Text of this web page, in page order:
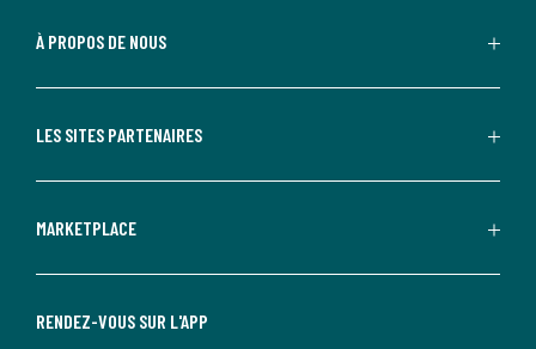
À PROPOS DE NOUS
LES SITES PARTENAIRES
MARKETPLACE
RENDEZ-VOUS SUR L'APP